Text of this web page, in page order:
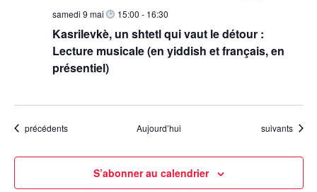
Kasrilevkè, un shtetl qui vaut le détour :
Lecture musicale (en yiddish et français, en
présentiel)
samedi 9 mai 15:00 - 16:30
Évènements
précédents Aujourd’hui Évènements
suivants
S’abonner au calendrier